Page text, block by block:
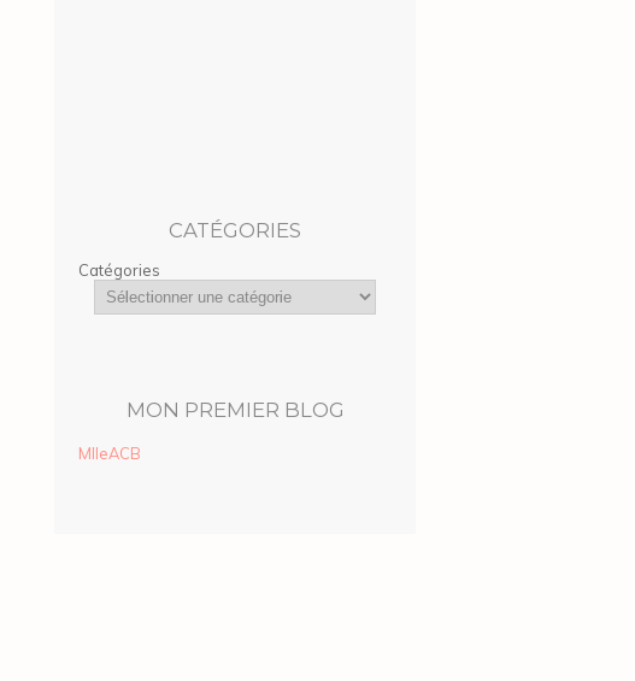
CATÉGORIES
Catégories
MON PREMIER BLOG
MlleACB